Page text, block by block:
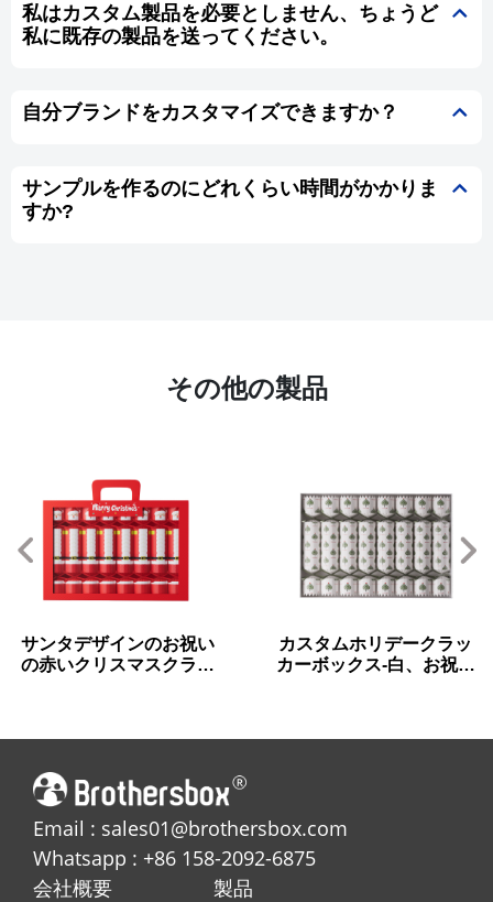
私はカスタム製品を必要としません、ちょうど
私に既存の製品を送ってください。
自分ブランドをカスタマイズできますか？
サンプルを作るのにどれくらい時間がかかりま
すか?
その他の製品
カスタムホリデークラッ
カーボックス-白、お祝い
キャラクタークリスマス
クラッカー窓ボックス
Email : sales01@brothersbox.com
Whatsapp : +86 158-2092-6875
会社概要
製品